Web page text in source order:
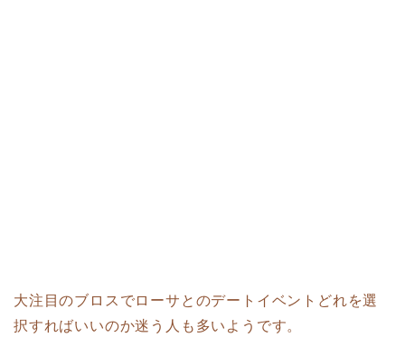
大注目のブロスでローサとのデートイベントどれを選
択すればいいのか迷う人も多いようです。